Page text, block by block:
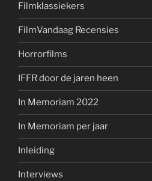
Filmklassiekers
FilmVandaag Recensies
Horrorfilms
IFFR door de jaren heen
In Memoriam 2022
In Memoriam per jaar
Inleiding
Interviews